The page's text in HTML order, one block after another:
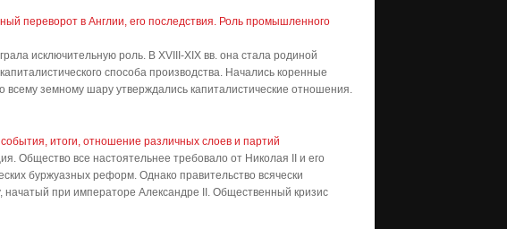
переворот в Англии, его последствия. Роль промышленного
исключительную роль. В XVIII-XIX вв. она стала родиной
способа производства. Начались коренные
всему земному шару утверждались капиталистические отношения.
итоги, отношение различных слоев и партий
Общество все настоятельнее требовало от Николая II и его
буржуазных реформ. Однако правительство всячески
при императоре Александре II. Общественный кризис